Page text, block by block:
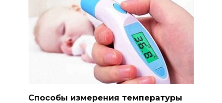
Способы измерения температуры